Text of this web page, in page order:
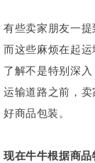
有些卖家朋友一提
而这些麻烦在起
了解不是特别深
运输道路之前，
好商品包装。
现在牛牛根据商